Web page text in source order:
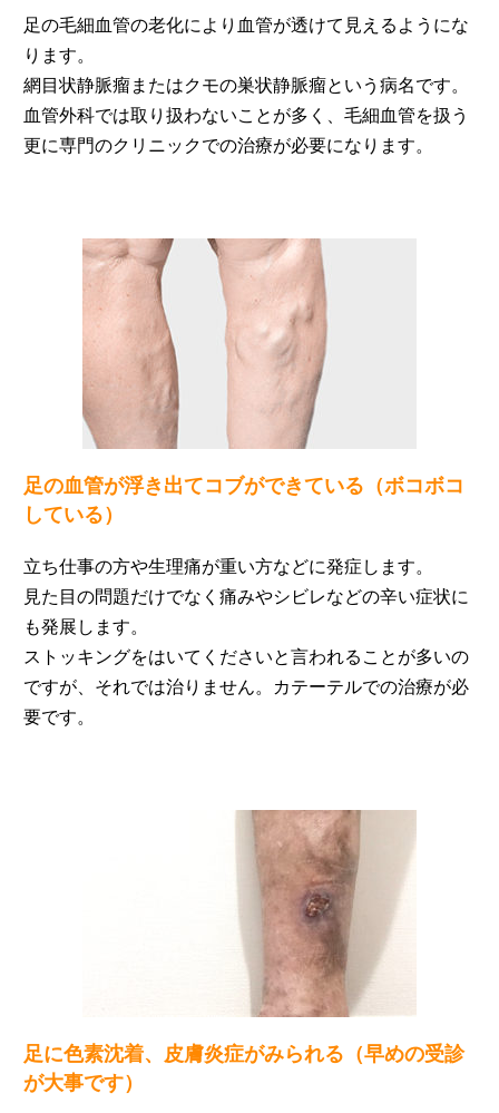
足の毛細血管の老化により血管が透けて見えるようにな
ります。
網目状静脈瘤またはクモの巣状静脈瘤という病名です。
血管外科では取り扱わないことが多く、毛細血管を扱う
更に専門のクリニックでの治療が必要になります。
足の血管が浮き出てコブができている（ボコボコ
している）
立ち仕事の方や生理痛が重い方などに発症します。
見た目の問題だけでなく痛みやシビレなどの辛い症状に
も発展します。
ストッキングをはいてくださいと言われることが多いの
ですが、それでは治りません。カテーテルでの治療が必
要です。
足に色素沈着、皮膚炎症がみられる（早めの受診
が大事です）